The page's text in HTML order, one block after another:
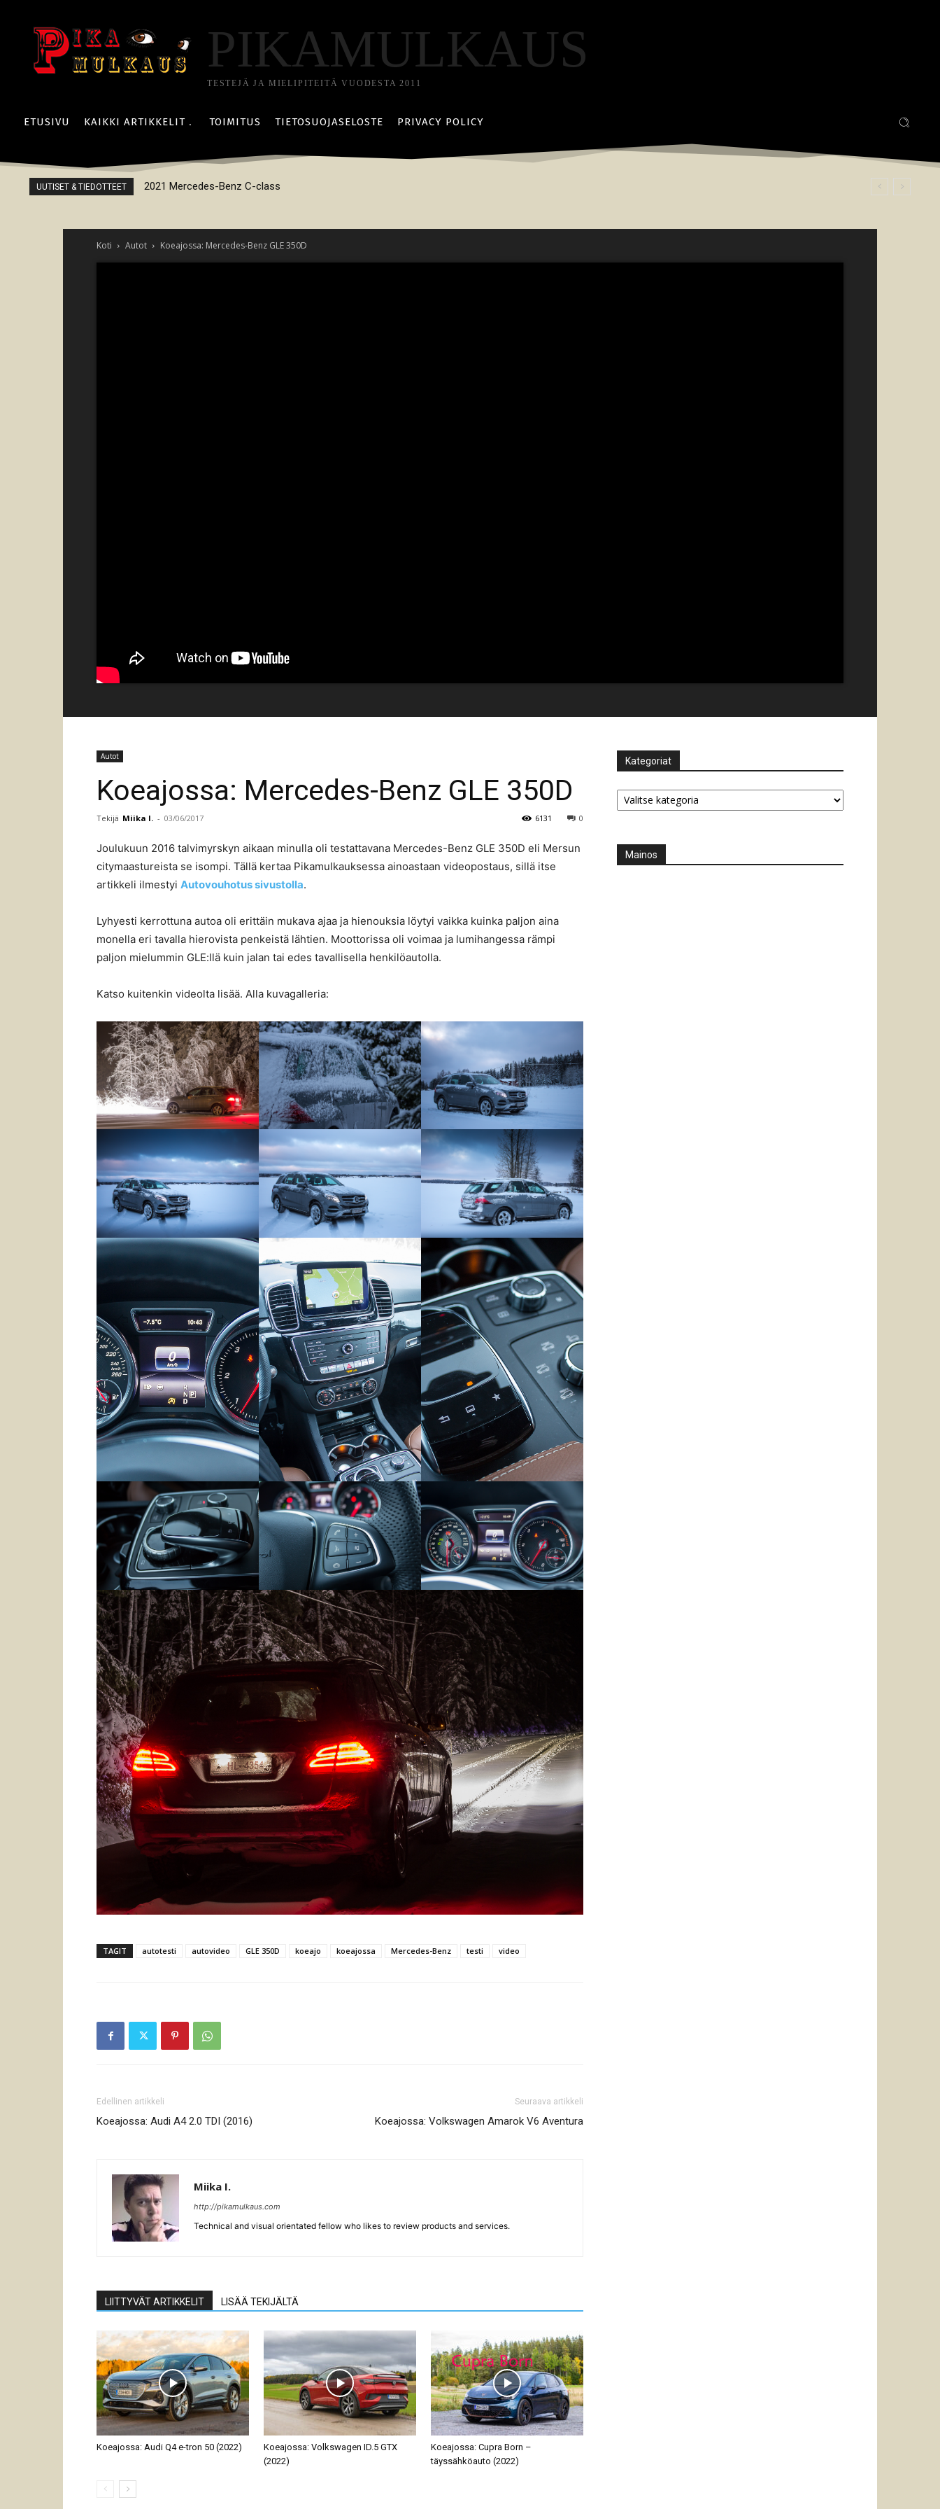
PIKAMULKAUS
TESTEJÄ JA MIELIPITEITÄ VUODESTA 2011
ETUSIVU KAIKKI ARTIKKELIT TOIMITUS TIETOSUOJASELOSTE PRIVACY POLICY
UUTISET & TIEDOTTEET 2021 Mercedes-Benz C-class
Vuoden Auto Suomessa 2021 äänestys
Koti Autot Koeajossa: Mercedes-Benz GLE 350D
Autot
Koeajossa: Mercedes-Benz GLE 350D
Tekijä Miika I. - 03/06/2017 0
6131
Joulukuun 2016 talvimyrskyn aikaan minulla oli testattavana Mercedes-Benz GLE 350D eli Mersun
citymaastureista se isompi. Tällä kertaa Pikamulkauksessa ainoastaan videopostaus, sillä itse
artikkeli ilmestyi Autovouhotus sivustolla.
Lyhyesti kerrottuna autoa oli erittäin mukava ajaa ja hienouksia löytyi vaikka kuinka paljon aina
monella eri tavalla hierovista penkeistä lähtien. Moottorissa oli voimaa ja lumihangessa rämpi
paljon mielummin GLE:llä kuin jalan tai edes tavallisella henkilöautolla.
Katso kuitenkin videolta lisää. Alla kuvagalleria:
TAGIT autotesti autovideo GLE 350D koeajo koeajossa Mercedes-Benz testi video
Edellinen artikkeli
Koeajossa: Audi A4 2.0 TDI (2016)
Seuraava artikkeli
Koeajossa: Volkswagen Amarok V6 Aventura
Miika I.
http://pikamulkaus.com
Technical and visual orientated fellow who likes to review products and services.
LIITTYVÄT ARTIKKELIT LISÄÄ TEKIJÄLTÄ
Koeajossa: Audi Q4 e-tron 50 (2022)
Koeajossa: Volkswagen ID.5 GTX
(2022)
Koeajossa: Cupra Born –
täyssähköauto (2022)
Kategoriat
Kategoriat
Mainos